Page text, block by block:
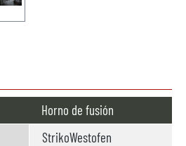
Horno de fusión
StrikoWestofen